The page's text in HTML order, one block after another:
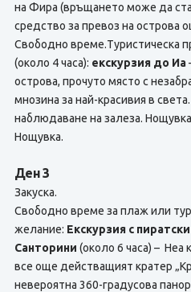
на Фира (връщането може да
средство за превоз на острова
Свободно време.Туристическа
(около 4 часа): екскурзия до Иа
острова, прочутo място с
мнозина за най-красивия в
наблюдаване на залеза.
Нощувка.
Ден 3
Закуска.
Свободно време за плаж или
желание: Екскурзия с
Санторини (около 6 часа) – Неа
все още действащият кратер
невероятна 360-градусова